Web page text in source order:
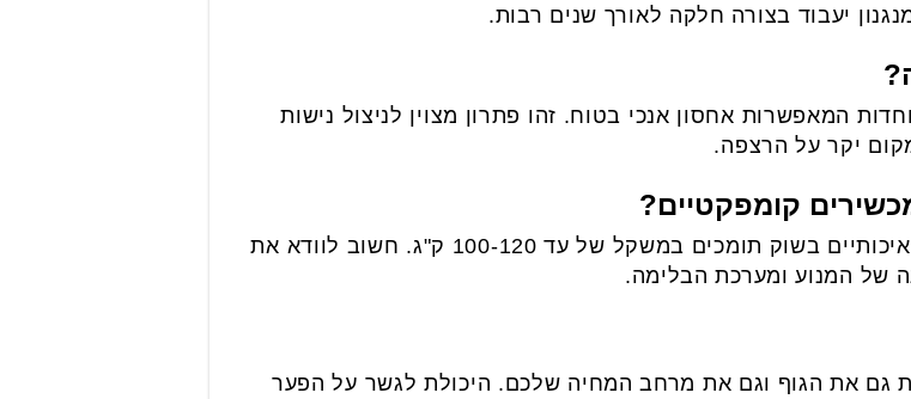
יעבוד בצורה חלקה לאורך שנים רבות.
המאפשרות אחסון אנכי בטוח. זהו פתרון מצוין לניצול נישות
יקר על הרצפה.
קומפקטיים?
לכל מכשיר יש מפרט משלו, אך רוב המכשירים האיכותיים בשוק תומכים במשקל של עד 100-120 ק"ג. חשוב לוודא את
של המנוע ומערכת הבלימה.
גם את הגוף וגם את מרחב המחיה שלכם. היכולת לגשר על הפער